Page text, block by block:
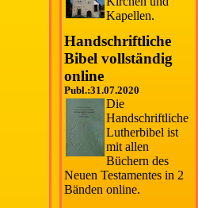
Kapellen.
Handschriftliche
Bibel vollständig
online
Publ.:31.07.2020
Die
Handschriftliche
Lutherbibel ist
mit allen
Büchern des
Neuen Testamentes in 2
Bänden online.